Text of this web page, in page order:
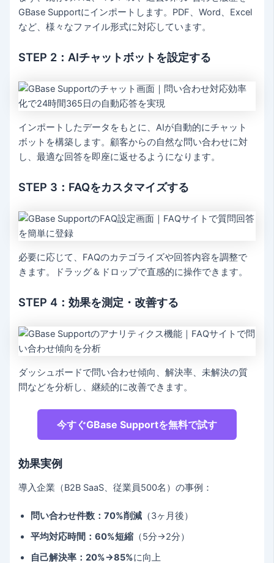
GBase Supportにインポートします。PDF、Word、Excel
など、様々なファイル形式に対応しています。
STEP 2：AIチャットボットを設定する
インポートしたデータをもとに、AIが自動的にチャット
ボットを構築します。顧客からの自然な問い合わせに対
し、最適な回答を即座に返せるようになります。
STEP 3：FAQをカスタマイズする
必要に応じて、FAQのカテゴライズや回答内容を調整で
きます。ドラッグ＆ドロップで直感的に操作できます。
STEP 4：効果を測定・改善する
ダッシュボードで問い合わせ傾向、解決率、未解決の質
問などを分析し、継続的に改善できます。
今すぐGBase Supportを無料で試す
効果実例
導入企業（B2B SaaS、従業員500名）の事例：
問い合わせ件数：70%削減 （3ヶ月後）
平均対応時間：60%短縮 （5分→2分）
自己解決率：20%→85%に向上